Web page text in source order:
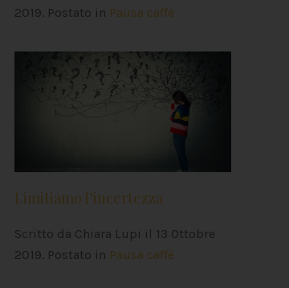
2019. Postato in Pausa caffè
Limitiamo l’incertezza
Scritto da Chiara Lupi il 13 Ottobre
2019. Postato in Pausa caffè